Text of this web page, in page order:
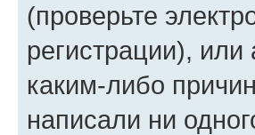
(проверьте
регистрации),
каким-либо
написали ни